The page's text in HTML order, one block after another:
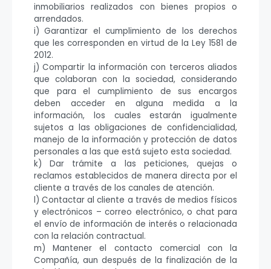
inmobiliarios realizados con bienes propios o
arrendados.
i) Garantizar el cumplimiento de los derechos
que les corresponden en virtud de la Ley 1581 de
2012.
j) Compartir la información con terceros aliados
que colaboran con la sociedad, considerando
que para el cumplimiento de sus encargos
deben acceder en alguna medida a la
información, los cuales estarán igualmente
sujetos a las obligaciones de confidencialidad,
manejo de la información y protección de datos
personales a las que está sujeto esta sociedad.
k) Dar trámite a las peticiones, quejas o
reclamos establecidos de manera directa por el
cliente a través de los canales de atención.
l) Contactar al cliente a través de medios físicos
y electrónicos – correo electrónico, o chat para
el envío de información de interés o relacionada
con la relación contractual.
m) Mantener el contacto comercial con la
Compañía, aun después de la finalización de la